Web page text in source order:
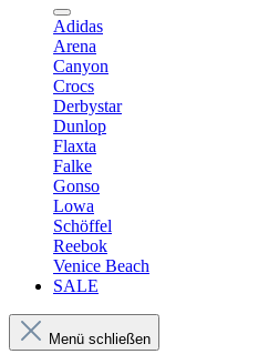
Adidas
Arena
Canyon
Crocs
Derbystar
Dunlop
Flaxta
Falke
Gonso
Lowa
Schöffel
Reebok
Venice Beach
SALE
Menü schließen